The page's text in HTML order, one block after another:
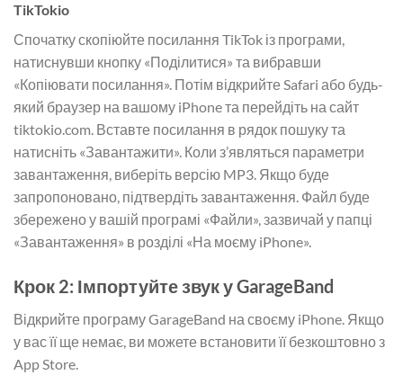
TikTokio
Спочатку скопіюйте посилання TikTok із програми,
натиснувши кнопку «Поділитися» та вибравши
«Копіювати посилання». Потім відкрийте Safari або будь-
який браузер на вашому iPhone та перейдіть на сайт
tiktokio.com. Вставте посилання в рядок пошуку та
натисніть «Завантажити». Коли з’являться параметри
завантаження, виберіть версію MP3. Якщо буде
запропоновано, підтвердіть завантаження. Файл буде
збережено у вашій програмі «Файли», зазвичай у папці
«Завантаження» в розділі «На моєму iPhone».
Крок 2: Імпортуйте звук у GarageBand
Відкрийте програму GarageBand на своєму iPhone. Якщо
у вас її ще немає, ви можете встановити її безкоштовно з
App Store.